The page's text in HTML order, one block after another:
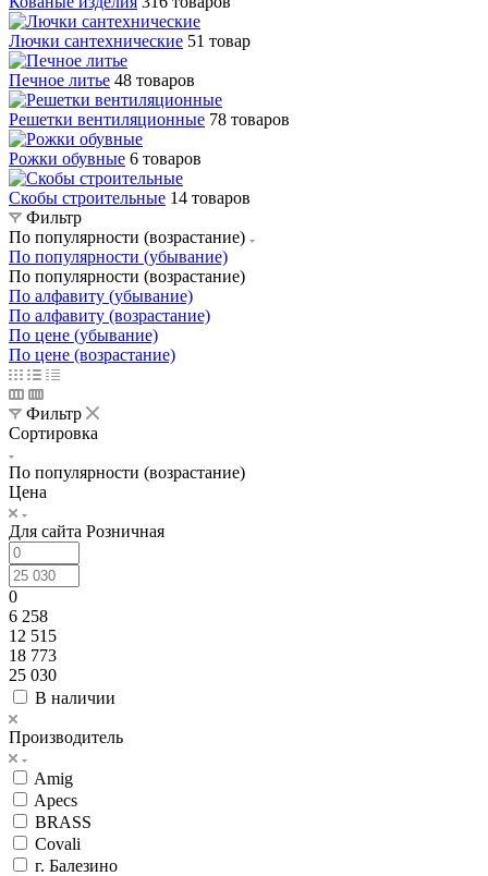
Лючки сантехнические 51 товар
Печное литье 48 товаров
Решетки вентиляционные 78 товаров
Рожки обувные 6 товаров
Скобы строительные 14 товаров
Фильтр
По популярности (возрастание)
По популярности (убывание)
По популярности (возрастание)
По алфавиту (убывание)
По алфавиту (возрастание)
По цене (убывание)
По цене (возрастание)
Фильтр
Сортировка
По популярности (возрастание)
Цена
Для сайта Розничная
0
6 258
12 515
18 773
25 030
В наличии
Производитель
Amig
Apecs
BRASS
Covali
г. Балезино